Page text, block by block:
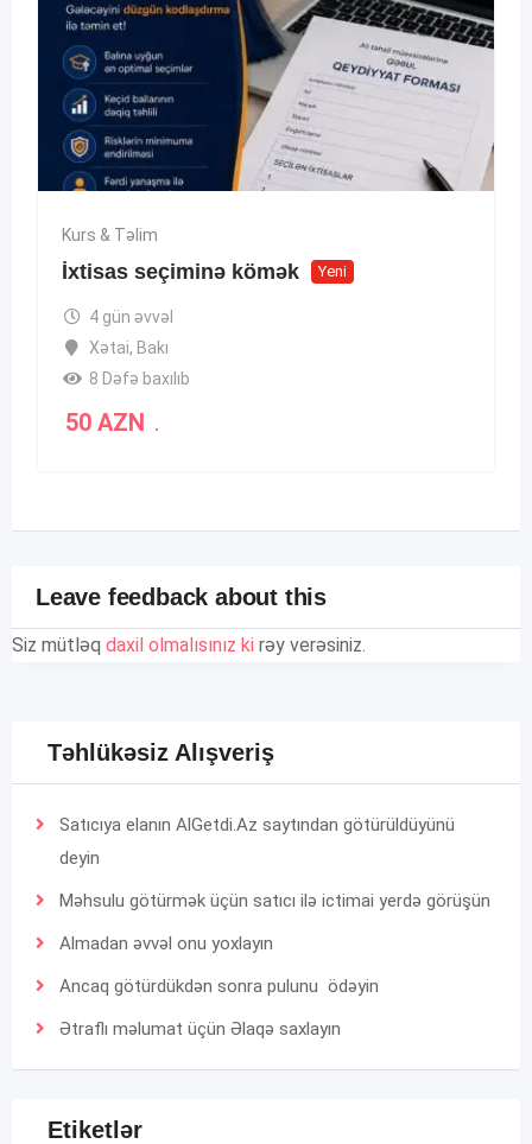
Kurs & Təlim
İxtisas seçiminə kömək Yeni
4 gün əvvəl
Xətai, Bakı
8 Dəfə baxılıb
50 AZN .
Leave feedback about this
Siz mütləq daxil olmalısınız ki rəy verəsiniz.
Təhlükəsiz Alışveriş
Satıcıya elanın AlGetdi.Az saytından götürüldüyünü
deyin
Məhsulu götürmək üçün satıcı ilə ictimai yerdə görüşün
Almadan əvvəl onu yoxlayın
Ancaq götürdükdən sonra pulunu ödəyin
Ətraflı məlumat üçün Əlaqə saxlayın
Etiketlər